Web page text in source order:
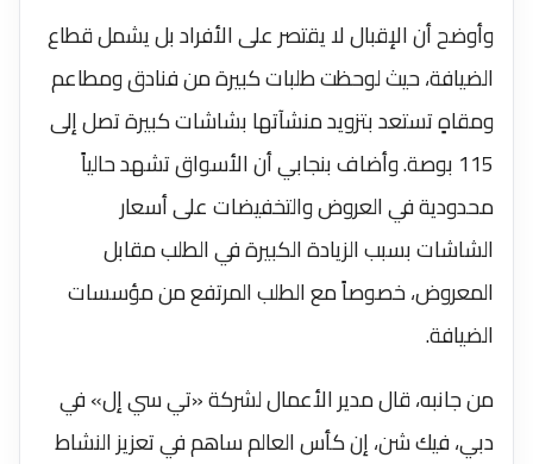
وأوضح أن الإقبال لا يقتصر على الأفراد بل يشمل قطاع
الضيافة، حيث لوحظت طلبات كبيرة من فنادق ومطاعم
ومقاهٍ تستعد بتزويد منشآتها بشاشات كبيرة تصل إلى
115 بوصة. وأضاف بنجابي أن الأسواق تشهد حالياً
محدودية في العروض والتخفيضات على أسعار
الشاشات بسبب الزيادة الكبيرة في الطلب مقابل
المعروض، خصوصاً مع الطلب المرتفع من مؤسسات
الضيافة.
من جانبه، قال مدير الأعمال لشركة «تي سي إل» في
دبي، فيك شن، إن كأس العالم ساهم في تعزيز النشاط